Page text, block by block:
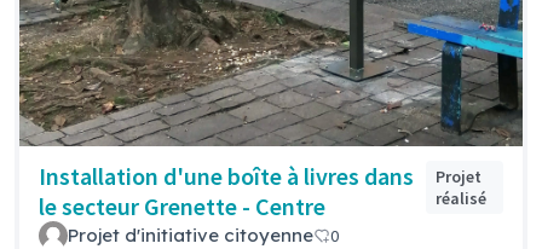
Installation d'une boîte à livres dans
le secteur Grenette - Centre
Projet
réalisé
Projet d'initiative citoyenne 0